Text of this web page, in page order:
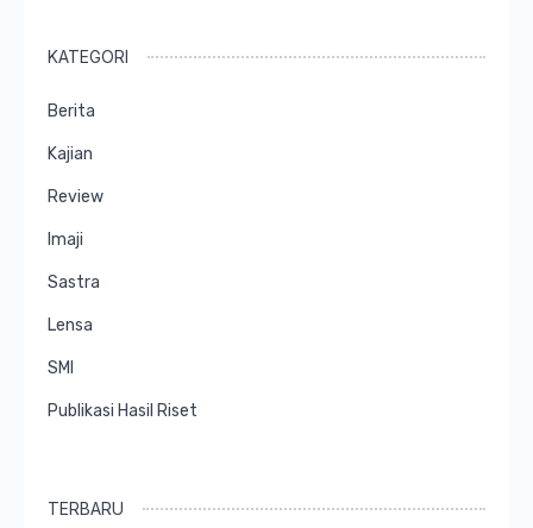
KATEGORI
Berita
Kajian
Review
Imaji
Sastra
Lensa
SMI
Publikasi Hasil Riset
TERBARU